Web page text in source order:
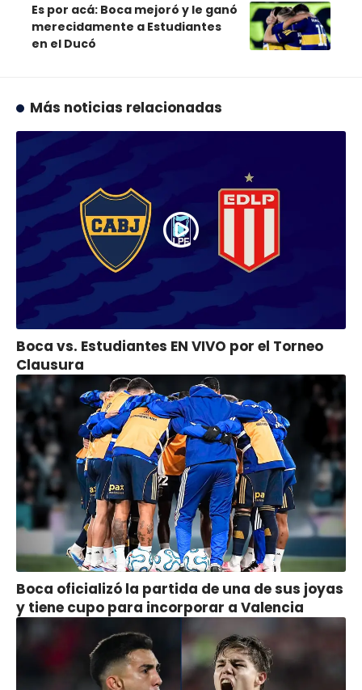
Es por acá: Boca mejoró y le ganó
merecidamente a Estudiantes
en el Ducó
Más noticias relacionadas
Boca vs. Estudiantes EN VIVO por el Torneo
Clausura
Boca oficializó la partida de una de sus joyas
y tiene cupo para incorporar a Valencia